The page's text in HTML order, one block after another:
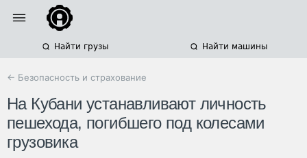
Найти грузы Найти машины
← Безопасность и страхование
На Кубани устанавливают личность
пешехода, погибшего под колесами
грузовика